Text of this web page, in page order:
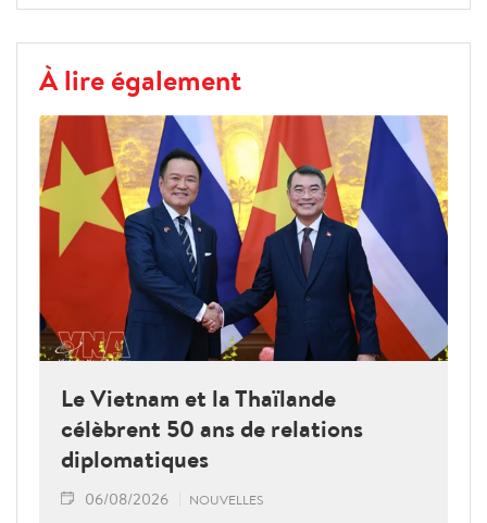
À lire également
Le Vietnam et la Thaïlande
célèbrent 50 ans de relations
diplomatiques
06/08/2026 NOUVELLES